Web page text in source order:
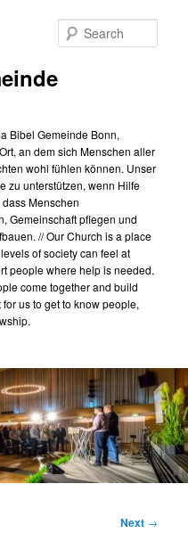
Bibel Gemeinde Bonn,
an dem sich Menschen aller
wohl fühlen können. Unser
zu unterstützen, wenn Hilfe
Menschen
Gemeinschaft pflegen und
// Our Church is a place
of society can feel at
people where help is needed.
come together and build
us to get to know people,
Next →